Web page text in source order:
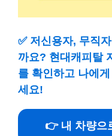
✅ 저신용자, 무직
까요? 현대캐피탈
를 확인하고 나에
세요!
👉 내 차량으